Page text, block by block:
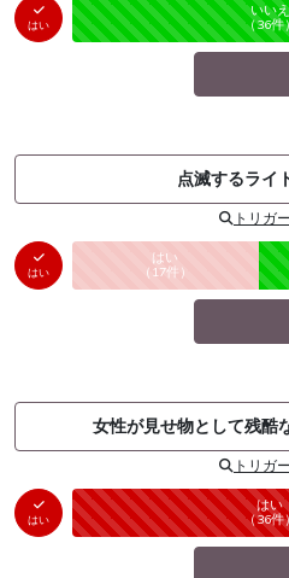
はい
はい
（0件）
未投票
いいえ
（36件
点滅するライ
トリガ
はい
はい
（ 17件） 未投
女性が見せ物として残酷
トリガ
はい
はい
（36件